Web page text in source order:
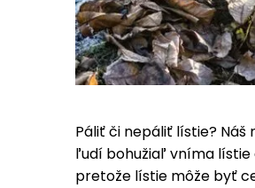
Páliť či nepáliť lístie? Náš
ľudí bohužiaľ vníma lístie
pretože lístie môže byť